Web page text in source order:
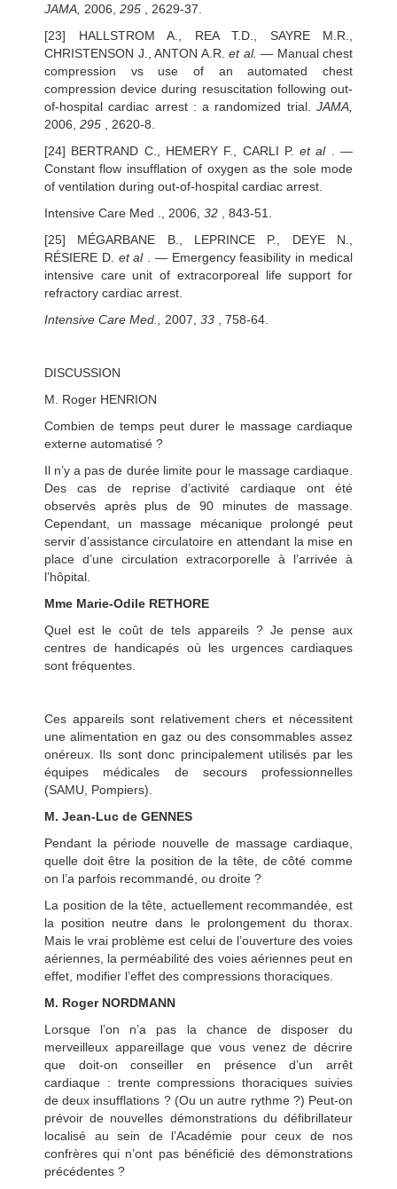
JAMA, 2006, 295 , 2629-37.
[23] HALLSTROM A., REA T.D., SAYRE M.R.,
CHRISTENSON J., ANTON A.R. et al. — Manual chest
compression vs use of an automated chest
compression device during resuscitation following out-
of-hospital cardiac arrest : a randomized trial. JAMA,
2006, 295 , 2620-8.
[24] BERTRAND C., HEMERY F., CARLI P.et al. —
Constant flow insufflation of oxygen as the sole mode
of ventilation during out-of-hospital cardiac arrest.
Intensive Care Med ., 2006, 32 , 843-51.
[25] MÉGARBANE B., LEPRINCE P., DEYE N.,
RÉSIERE D. et al. — Emergency feasibility in medical
intensive care unit of extracorporeal life support for
refractory cardiac arrest.
Intensive Care Med., 2007, 33 , 758-64.
DISCUSSION
M. Roger HENRION
Combien de temps peut durer le massage cardiaque
externe automatisé ?
Il n’y a pas de durée limite pour le massage cardiaque.
Des cas de reprise d’activité cardiaque ont été
observés après plus de 90 minutes de massage.
Cependant, un massage mécanique prolongé peut
servir d’assistance circulatoire en attendant la mise en
place d’une circulation extracorporelle à l’arrivée à
l’hôpital.
Mme Marie-Odile RETHORE
Quel est le coût de tels appareils ? Je pense aux
centres de handicapés où les urgences cardiaques
sont fréquentes.
Ces appareils sont relativement chers et nécessitent
une alimentation en gaz ou des consommables assez
onéreux. Ils sont donc principalement utilisés par les
équipes médicales de secours professionnelles
(SAMU, Pompiers).
M. Jean-Luc de GENNES
Pendant la période nouvelle de massage cardiaque,
quelle doit être la position de la tête, de côté comme
on l’a parfois recommandé, ou droite ?
La position de la tête, actuellement recommandée, est
la position neutre dans le prolongement du thorax.
Mais le vrai problème est celui de l’ouverture des voies
aériennes, la perméabilité des voies aériennes peut en
effet, modifier l’effet des compressions thoraciques.
M. Roger NORDMANN
Lorsque l’on n’a pas la chance de disposer du
merveilleux appareillage que vous venez de décrire
que doit-on conseiller en présence d’un arrêt
cardiaque : trente compressions thoraciques suivies
de deux insufflations ? (Ou un autre rythme ?) Peut-on
prévoir de nouvelles démonstrations du défibrillateur
localisé au sein de l’Académie pour ceux de nos
confrères qui n’ont pas bénéficié des démonstrations
précédentes ?